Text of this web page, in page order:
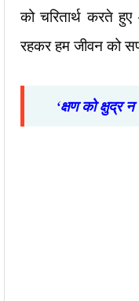
को चरितार्थ करते
रहकर हम जीवन को
‘क्षण को क्षुद्र न